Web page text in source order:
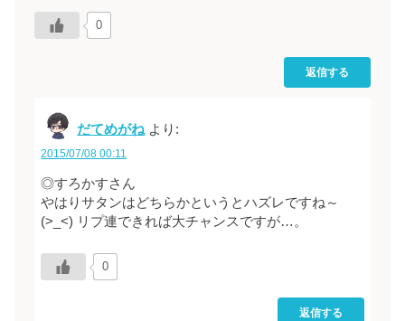
0
返信する
だてめがね より:
2015/07/08 00:11
◎すろかすさん
やはりサタンはどちらかというとハズレですね～
(>_<) リプ連できれば大チャンスですが…。
0
返信する